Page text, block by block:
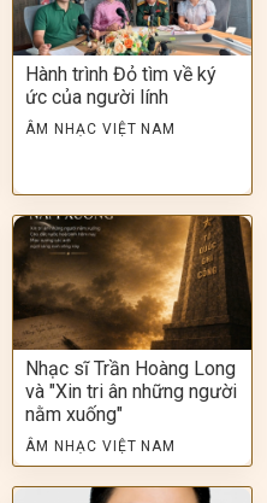
Hành trình Đỏ tìm về ký
ức của người lính
ÂM NHẠC VIỆT NAM
Nhạc sĩ Trần Hoàng Long
và "Xin tri ân những người
nằm xuống"
ÂM NHẠC VIỆT NAM